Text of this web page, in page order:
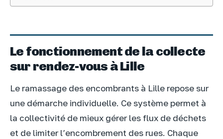
Le fonctionnement de la collecte
sur rendez-vous à Lille
Le ramassage des encombrants à Lille repose sur
une démarche individuelle. Ce système permet à
la collectivité de mieux gérer les flux de déchets
et de limiter l’encombrement des rues. Chaque